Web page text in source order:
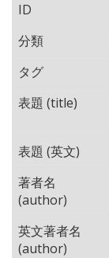
ID
分類
タグ
表題 (title)
表題 (英文)
著者名
(author)
英文著者名
(author)